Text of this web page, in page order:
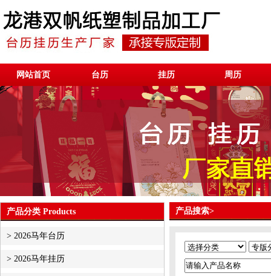
网站首页 台历 挂历 周历
产品分类 Products
> 2026马年台历
> 2026马年挂历
产品搜索>